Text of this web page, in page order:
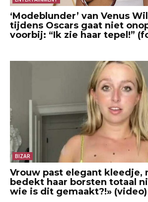
‘Modeblunder’ van Venus
tijdens Oscars gaat niet
voorbij: “Ik zie haar tepel!”
BIZAR
Vrouw past elegant kleedje,
bedekt haar borsten totaal
wie is dit gemaakt?!» (video)